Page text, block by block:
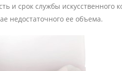
срок службы искусственного
недостаточного ее объема.